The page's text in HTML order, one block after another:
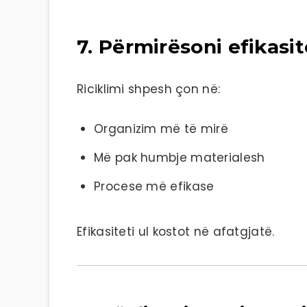
7. Përmirësoni
Riciklimi shpesh çon në:
Organizim më të mirë
Më pak humbje materialesh
Procese më efikase
Efikasiteti ul kostot në afatgjatë.